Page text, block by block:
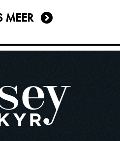
MEER